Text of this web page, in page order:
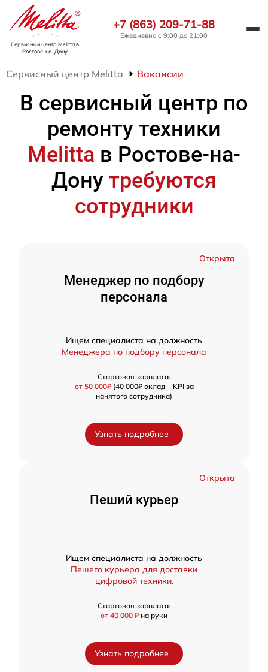
Сервисный центр Melittaв
Ростове-на-Дону
+7 (863) 209-71-88
Ежедневно с 9:00 до 21:00
Сервисный центр Melitta Вакансии
В сервисный центр по
ремонту техники
Melitta в Ростове-на-
Дону требуются
сотрудники
Открыта
Менеджер по подбору
персонала
Ищем специалиста на должность
Менеджера по подбору персонала
Стартовая зарплата:
от 50 000₽(40 000₽ оклад + KPI за
нанятого сотрудника)
Узнать подробнее
Открыта
Пеший курьер
Ищем специалиста на должность
Пешего курьера для доставки
цифровой техники.
Стартовая зарплата:
от 40 000 ₽ на руки
Узнать подробнее